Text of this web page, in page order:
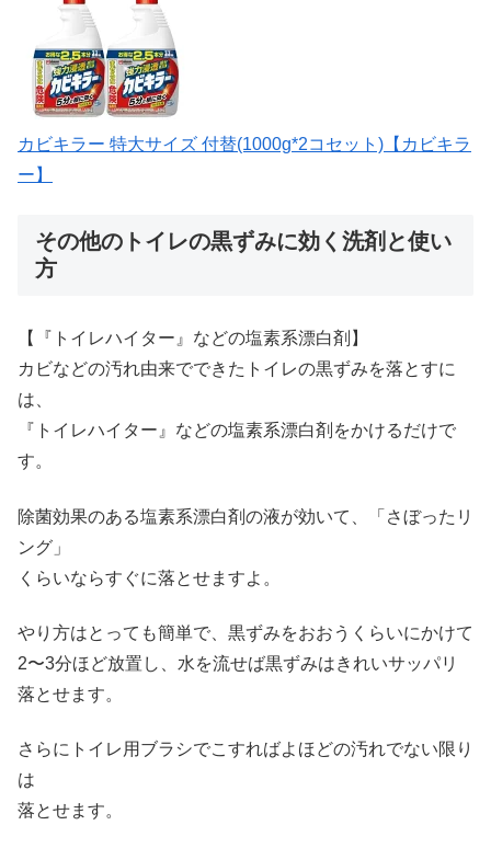
カビキラー 特大サイズ 付替(1000g*2コセット)【カビキラ
ー】
その他のトイレの黒ずみに効く洗剤と使い
方
【『トイレハイター』などの塩素系漂白剤】
カビなどの汚れ由来でできたトイレの黒ずみを落とすに
は、
『トイレハイター』などの塩素系漂白剤をかけるだけで
す。
除菌効果のある塩素系漂白剤の液が効いて、「さぼったリ
ング」
くらいならすぐに落とせますよ。
やり方はとっても簡単で、黒ずみをおおうくらいにかけて
2〜3分ほど放置し、水を流せば黒ずみはきれいサッパリ
落とせます。
さらにトイレ用ブラシでこすればよほどの汚れでない限り
は
落とせます。